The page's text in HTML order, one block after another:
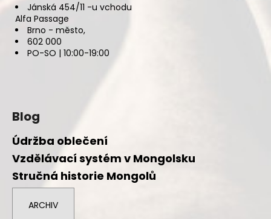
Jánská 454/11 -u vchodu
Alfa Passage
Brno - město,
602 000
PO-SO | 10:00-19:00
Blog
Údržba oblečení
Vzdělávací systém v Mongolsku
Stručná historie Mongolů
ARCHIV